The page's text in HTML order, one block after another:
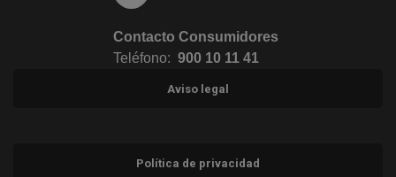
Contacto Consumidores
Teléfono: 900 10 11 41
Aviso legal
Política de privacidad